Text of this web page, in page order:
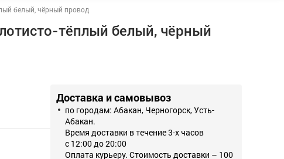
белый, чёрный провод
тёплый белый, чёрный
Доставка и самовывоз
по городам: Абакан, Черногорск, Усть-
Абакан.
Время доставки в течение 3-х часов
с 12:00 до 20:00
Оплата курьеру. Стоимость доставки – 100